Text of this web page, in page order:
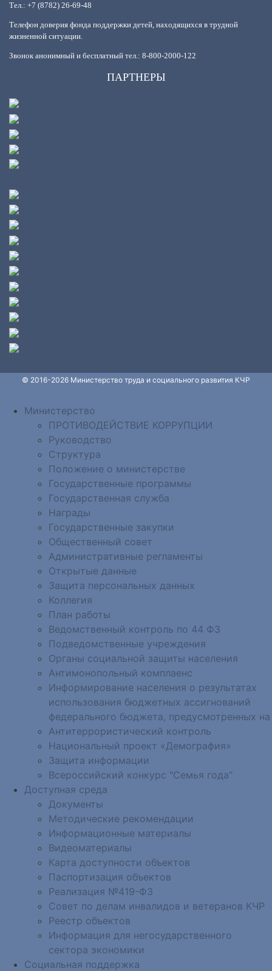
Тел.: +7 (8782) 26-69-48
Телефон доверия фонда поддержки детей, находящихся в трудной
жизненной ситуации.
Звонок анонимный и бесплатный тел.: 8-800-2000-122
ПАРТНЕРЫ
© 2016-2026 Министерство труда и социального развития КЧР
Министерство
ПРОТИВОДЕЙСТВИЕ КОРРУПЦИИ
Руководство
Структура
Положение о министерстве
Государственные программы
Государственная служба
Награды
Государственные закупки
Общественный совет
Административные регламенты
Открытые данные
Защита персональных данных
Коллегия
План работы
Ведомственный контроль по 44 ФЗ
Подведомственные учреждения
Органы социальной защиты населения
Антимонопольный комплаенс
Информирование населения о результатах
использования бюджетных ассигнований
федерального бюджета, предусмотренных на
Антитеррористический контроль
Национальный проект «Демография»
Защита информации
Всероссийский конкурс "Семья года"
Доступная среда
Документы
Методические рекомендации
Информационные материалы
Видеоматериалы
Карта доступности объектов
Паспортизация объектов
Реализация №419-ФЗ
Совет по делам инвалидов и ветеранов КЧР
Реестр объектов
Информация для негосударственного
сектора экономики
Социальная поддержка